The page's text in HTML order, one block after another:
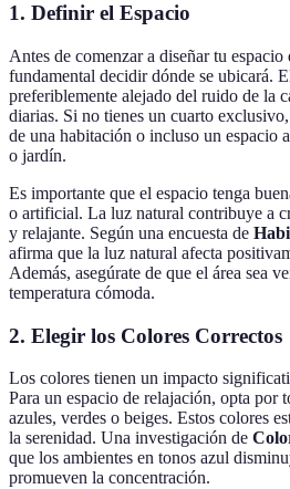
1. Definir el Espacio
Antes de comenzar a diseñar tu espacio
fundamental decidir dónde se ubicará.
preferiblemente alejado del ruido de la
diarias. Si no tienes un cuarto
de una habitación o incluso un espacio
o jardín.
Es importante que el espacio tenga
o artificial. La luz natural contribuye a
y relajante. Según una encuesta de
afirma que la luz natural afecta
Además, asegúrate de que el área sea
temperatura cómoda.
2. Elegir los Colores Correctos
Los colores tienen un impacto
Para un espacio de relajación, opta por
azules, verdes o beiges. Estos colores
la serenidad. Una investigación de
que los ambientes en tonos azul
promueven la concentración.